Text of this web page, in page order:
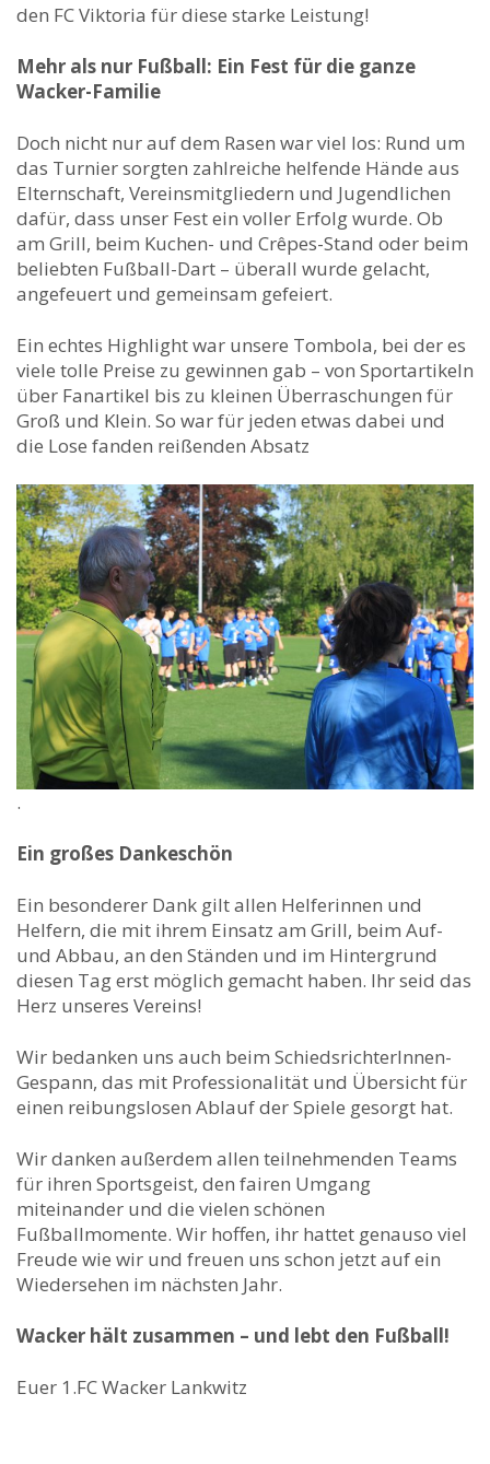
den FC Viktoria für diese starke Leistung!
Mehr als nur Fußball: Ein Fest für die ganze
Wacker-Familie
Doch nicht nur auf dem Rasen war viel los: Rund um
das Turnier sorgten zahlreiche helfende Hände aus
Elternschaft, Vereinsmitgliedern und Jugendlichen
dafür, dass unser Fest ein voller Erfolg wurde. Ob
am Grill, beim Kuchen- und Crêpes-Stand oder beim
beliebten Fußball-Dart – überall wurde gelacht,
angefeuert und gemeinsam gefeiert.
Ein echtes Highlight war unsere Tombola, bei der es
viele tolle Preise zu gewinnen gab – von Sportartikeln
über Fanartikel bis zu kleinen Überraschungen für
Groß und Klein. So war für jeden etwas dabei und
die Lose fanden reißenden Absatz
.
Ein großes Dankeschön
Ein besonderer Dank gilt allen Helferinnen und
Helfern, die mit ihrem Einsatz am Grill, beim Auf-
und Abbau, an den Ständen und im Hintergrund
diesen Tag erst möglich gemacht haben. Ihr seid das
Herz unseres Vereins!
Wir bedanken uns auch beim SchiedsrichterInnen-
Gespann, das mit Professionalität und Übersicht für
einen reibungslosen Ablauf der Spiele gesorgt hat.
Wir danken außerdem allen teilnehmenden Teams
für ihren Sportsgeist, den fairen Umgang
miteinander und die vielen schönen
Fußballmomente. Wir hoffen, ihr hattet genauso viel
Freude wie wir und freuen uns schon jetzt auf ein
Wiedersehen im nächsten Jahr.
Wacker hält zusammen – und lebt den Fußball!
Euer 1.FC Wacker Lankwitz